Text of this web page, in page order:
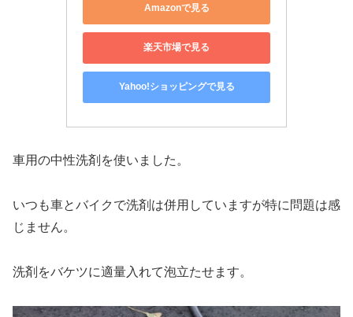
Amazonで見る
楽天市場で見る
Yahoo!ショッピングで見る
車用の中性洗剤を使いました。
いつも車とバイクで洗剤は併用していますが特に問題は感
じません。
洗剤をバケツに適量入れて泡立たせます。